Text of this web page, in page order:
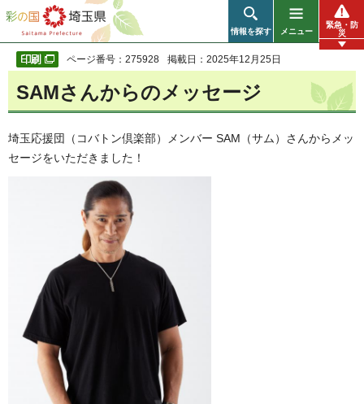
彩の国 埼玉県
情報を探す メニュー
緊急・防
災
ページ番号：275928 掲載日：2025年12月25日
SAMさんからのメッセージ
埼玉応援団（コバトン倶楽部）メンバー SAM（サム）さんからメッ
セージをいただきました！